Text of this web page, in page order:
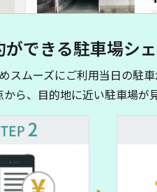
できる駐車場シ
ムーズにご利用当日の駐車
ら、目的地に近い駐車場が